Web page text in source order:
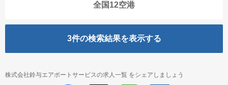
全国12空港
3件の検索結果を表示する
株式会社鈴与エアポートサービスの求人一覧 をシェアしましょう